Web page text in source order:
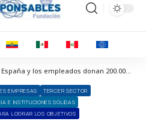
Corresponsables > DANA > Roche España y los empleados donan 200.000 euros a Cruz Roja para atender a los afectados por la DANA
EMPRESAS
TERCER SECTOR
E INSTITUCIONES SÓLIDAS
LOGRAR LOS OBJETIVOS